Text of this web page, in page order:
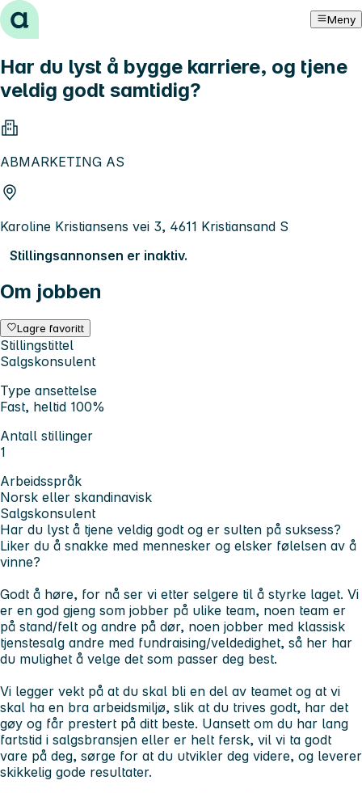
Hopp til innhold Meny
Har du lyst å bygge karriere, og tjene
veldig godt samtidig?
ABMARKETING AS
Karoline Kristiansens vei 3, 4611 Kristiansand S
Stillingsannonsen er inaktiv.
Om jobben
Lagre favoritt
Stillingstittel
Salgskonsulent
Type ansettelse
Fast, heltid 100%
Antall stillinger
1
Arbeidsspråk
Norsk eller skandinavisk
Salgskonsulent
Har du lyst å tjene veldig godt og er sulten på suksess?
Liker du å snakke med mennesker og elsker følelsen av å
vinne?
Godt å høre, for nå ser vi etter selgere til å styrke laget. Vi
er en god gjeng som jobber på ulike team, noen team er
på stand/felt og andre på dør, noen jobber med klassisk
tjenstesalg andre med fundraising/veldedighet, så her har
du mulighet å velge det som passer deg best.
Vi legger vekt på at du skal bli en del av teamet og at vi
skal ha en bra arbeidsmiljø, slik at du trives godt, har det
gøy og får prestert på ditt beste. Uansett om du har lang
fartstid i salgsbransjen eller er helt fersk, vil vi ta godt
vare på deg, sørge for at du utvikler deg videre, og leverer
skikkelig gode resultater.